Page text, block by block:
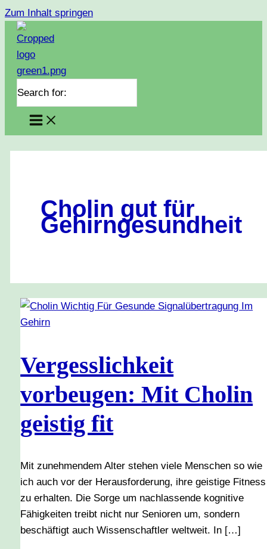
Zum Inhalt springen
Search for:
Cholin gut für
Gehirngesundheit
Vergesslichkeit
vorbeugen: Mit Cholin
geistig fit
Mit zunehmendem Alter stehen viele Menschen so wie
ich auch vor der Herausforderung, ihre geistige Fitness
zu erhalten. Die Sorge um nachlassende kognitive
Fähigkeiten treibt nicht nur Senioren um, sondern
beschäftigt auch Wissenschaftler weltweit. In […]